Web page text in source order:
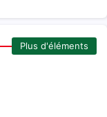
Plus d'éléments